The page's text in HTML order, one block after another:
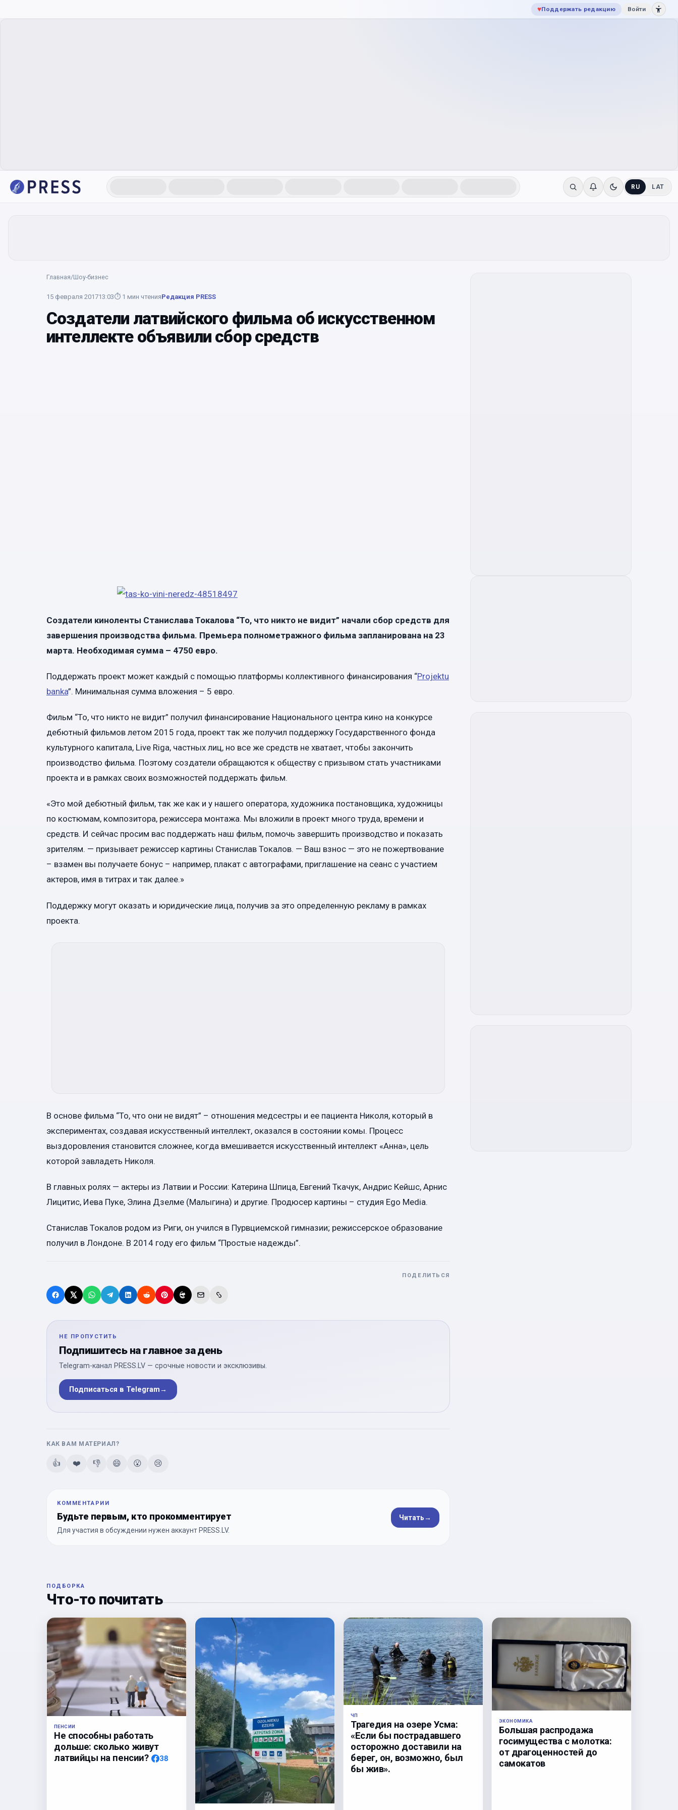
♥Поддержать редакцию Войти
RU LAT
Главная/Шоу-бизнес
15 февраля 201713:03⏱ 1 мин чтенияРедакция PRESS
Создатели латвийского фильма об искусственном
интеллекте объявили сбор средств
Создатели киноленты Станислава Токалова “То, что никто не видит” начали сбор средств для
завершения производства фильма. Премьера полнометражного фильма запланирована на 23
марта. Необходимая сумма – 4750 евро.
Поддержать проект может каждый с помощью платформы коллективного финансирования “Projektu
banka”. Минимальная сумма вложения – 5 евро.
Фильм “То, что никто не видит” получил финансирование Национального центра кино на конкурсе
дебютный фильмов летом 2015 года, проект так же получил поддержку Государственного фонда
культурного капитала, Live Riga, частных лиц, но все же средств не хватает, чтобы закончить
производство фильма. Поэтому создатели обращаются к обществу с призывом стать участниками
проекта и в рамках своих возможностей поддержать фильм.
«Это мой дебютный фильм, так же как и у нашего оператора, художника постановщика, художницы
по костюмам, композитора, режиссера монтажа. Мы вложили в проект много труда, времени и
средств. И сейчас просим вас поддержать наш фильм, помочь завершить производство и показать
зрителям. — призывает режиссер картины Станислав Токалов. — Ваш взнос — это не пожертвование
– взамен вы получаете бонус – например, плакат с автографами, приглашение на сеанс с участием
актеров, имя в титрах и так далее.»
Поддержку могут оказать и юридические лица, получив за это определенную рекламу в рамках
проекта.
В основе фильма “То, что они не видят” – отношения медсестры и ее пациента Николя, который в
экспериментах, создавая искусственный интеллект, оказался в состоянии комы. Процесс
выздоровления становится сложнее, когда вмешивается искусственный интеллект «Анна», цель
которой завладеть Николя.
В главных ролях — актеры из Латвии и России: Катерина Шпица, Евгений Ткачук, Андрис Кейшс, Арнис
Лицитис, Иева Пуке, Элина Дзелме (Малыгина) и другие. Продюсер картины – студия Ego Media.
Станислав Токалов родом из Риги, он учился в Пурвциемской гимназии; режиссерское образование
получил в Лондоне. В 2014 году его фильм “Простые надежды”.
ПОДЕЛИТЬСЯ
НЕ ПРОПУСТИТЬ
Подпишитесь на главное за день
Telegram-канал PRESS.LV — срочные новости и эксклюзивы.
Подписаться в Telegram→
КАК ВАМ МАТЕРИАЛ?
👍 ❤️ 👎 😄 😮 😢
КОММЕНТАРИИ
Будьте первым, кто прокомментирует
Для участия в обсуждении нужен аккаунт PRESS.LV.
Читать→
ПОДБОРКА
Что-то почитать
ПЕНСИИ
Не способны работать
дольше: сколько живут
латвийцы на пенсии?
38
ЧП
Трагедия на озере Усма:
«Если бы пострадавшего
осторожно доставили на
берег, он, возможно, был
бы жив».
ЭКОНОМИКА
Большая распродажа
госимущества с молотка:
от драгоценностей до
самокатов